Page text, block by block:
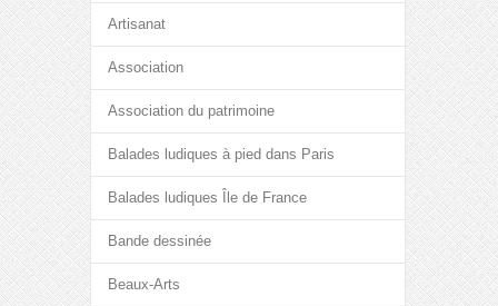
Artisanat
Association
Association du patrimoine
Balades ludiques à pied dans Paris
Balades ludiques Île de France
Bande dessinée
Beaux-Arts